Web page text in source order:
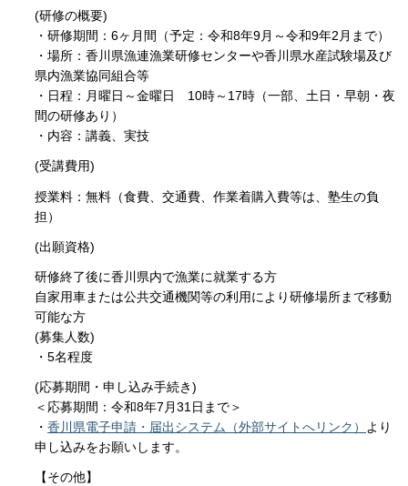
(研修の概要)
・研修期間：6ヶ月間（予定：令和8年9月～令和9年2月まで）
・場所：香川県漁連漁業研修センターや香川県水産試験場及び
県内漁業協同組合等
・日程：月曜日～金曜日 10時～17時（一部、土日・早朝・夜
間の研修あり）
・内容：講義、実技
(受講費用)
授業料：無料（食費、交通費、作業着購入費等は、塾生の負
担）
(出願資格)
研修終了後に香川県内で漁業に就業する方
自家用車または公共交通機関等の利用により研修場所まで移動
可能な方
(募集人数)
・5名程度
(応募期間・申し込み手続き)
＜応募期間：令和8年7月31日まで＞
・ 香川県電子申請・届出システム（外部サイトへリンク）
より
申し込みをお願いします。
【その他】